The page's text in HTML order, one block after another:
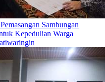
Sambungan
Kepedulian Warga